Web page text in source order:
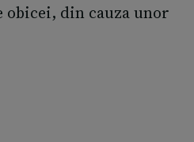
obicei, din cauza unor